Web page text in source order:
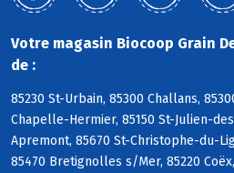
Votre magasin Biocoop Grain
de :
85230 St-Urbain, 85300 Challans,
Chapelle-Hermier, 85150 St-Julien-
Apremont, 85670 St-Christophe-du-
85470 Bretignolles s/Mer, 85220